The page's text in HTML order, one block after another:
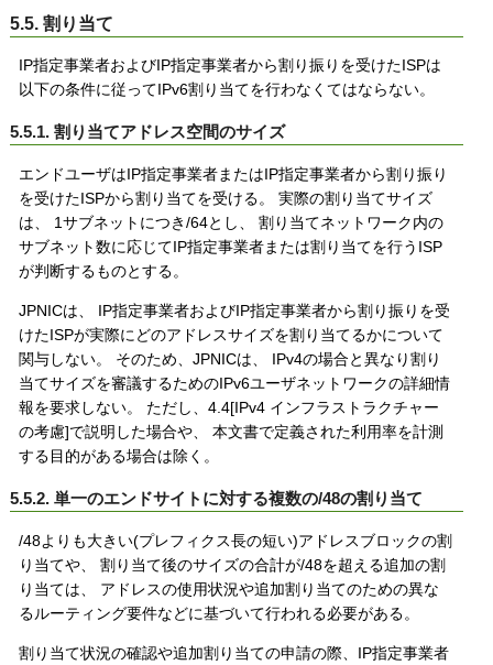
5.5. 割り当て
IP指定事業者およびIP指定事業者から割り振りを受けたISPは
以下の条件に従ってIPv6割り当てを行わなくてはならない。
5.5.1. 割り当てアドレス空間のサイズ
エンドユーザはIP指定事業者またはIP指定事業者から割り振り
を受けたISPから割り当てを受ける。 実際の割り当てサイズ
は、 1サブネットにつき/64とし、 割り当てネットワーク内の
サブネット数に応じてIP指定事業者または割り当てを行うISP
が判断するものとする。
JPNICは、 IP指定事業者およびIP指定事業者から割り振りを受
けたISPが実際にどのアドレスサイズを割り当てるかについて
関与しない。 そのため、JPNICは、 IPv4の場合と異なり割り
当てサイズを審議するためのIPv6ユーザネットワークの詳細情
報を要求しない。 ただし、4.4[IPv4 インフラストラクチャー
の考慮]で説明した場合や、 本文書で定義された利用率を計測
する目的がある場合は除く。
5.5.2. 単一のエンドサイトに対する複数の/48の割り当て
/48よりも大きい(プレフィクス長の短い)アドレスブロックの割
り当てや、 割り当て後のサイズの合計が/48を超える追加の割
り当ては、 アドレスの使用状況や追加割り当てのための異な
るルーティング要件などに基づいて行われる必要がある。
割り当て状況の確認や追加割り当ての申請の際、IP指定事業者